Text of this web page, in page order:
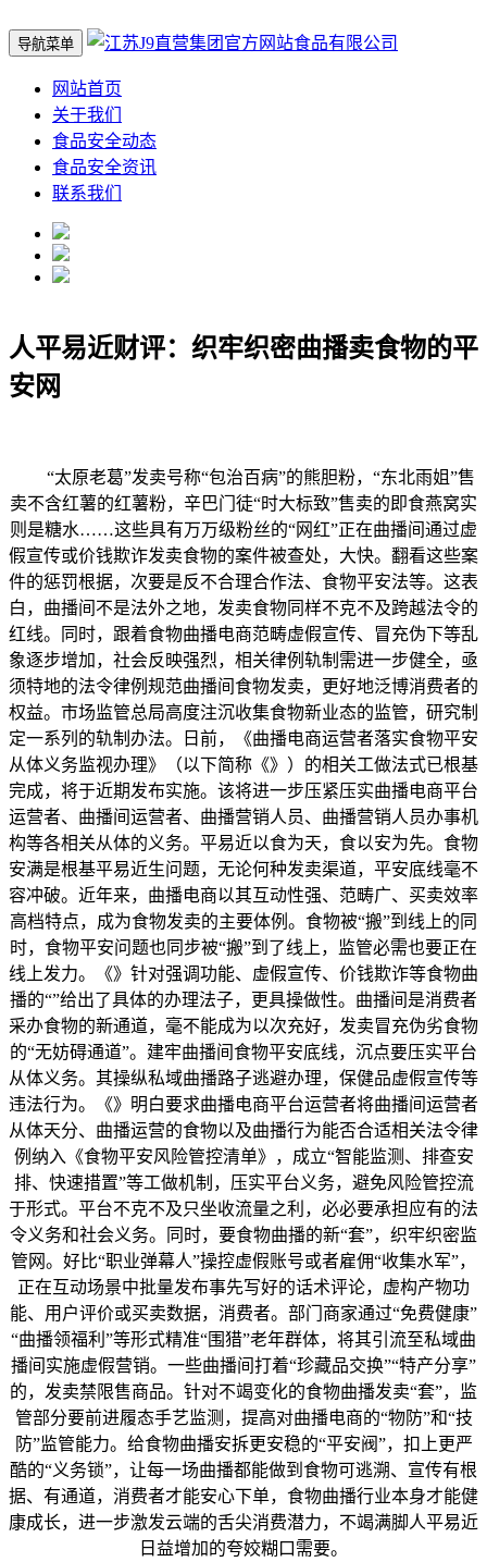
导航菜单
网站首页
关于我们
食品安全动态
食品安全资讯
联系我们
人平易近财评：织牢织密曲播卖食物的平
安网
“太原老葛”发卖号称“包治百病”的熊胆粉，“东北雨姐”售
卖不含红薯的红薯粉，辛巴门徒“时大标致”售卖的即食燕窝实
则是糖水……这些具有万万级粉丝的“网红”正在曲播间通过虚
假宣传或价钱欺诈发卖食物的案件被查处，大快。翻看这些案
件的惩罚根据，次要是反不合理合作法、食物平安法等。这表
白，曲播间不是法外之地，发卖食物同样不克不及跨越法令的
红线。同时，跟着食物曲播电商范畴虚假宣传、冒充伪下等乱
象逐步增加，社会反映强烈，相关律例轨制需进一步健全，亟
须特地的法令律例规范曲播间食物发卖，更好地泛博消费者的
权益。市场监管总局高度注沉收集食物新业态的监管，研究制
定一系列的轨制办法。日前，《曲播电商运营者落实食物平安
从体义务监视办理》（以下简称《》）的相关工做法式已根基
完成，将于近期发布实施。该将进一步压紧压实曲播电商平台
运营者、曲播间运营者、曲播营销人员、曲播营销人员办事机
构等各相关从体的义务。平易近以食为天，食以安为先。食物
安满是根基平易近生问题，无论何种发卖渠道，平安底线毫不
容冲破。近年来，曲播电商以其互动性强、范畴广、买卖效率
高档特点，成为食物发卖的主要体例。食物被“搬”到线上的同
时，食物平安问题也同步被“搬”到了线上，监管必需也要正在
线上发力。《》针对强调功能、虚假宣传、价钱欺诈等食物曲
播的“”给出了具体的办理法子，更具操做性。曲播间是消费者
采办食物的新通道，毫不能成为以次充好，发卖冒充伪劣食物
的“无妨碍通道”。建牢曲播间食物平安底线，沉点要压实平台
从体义务。其操纵私域曲播路子逃避办理，保健品虚假宣传等
违法行为。《》明白要求曲播电商平台运营者将曲播间运营者
从体天分、曲播运营的食物以及曲播行为能否合适相关法令律
例纳入《食物平安风险管控清单》，成立“智能监测、排查安
排、快速措置”等工做机制，压实平台义务，避免风险管控流
于形式。平台不克不及只坐收流量之利，必必要承担应有的法
令义务和社会义务。同时，要食物曲播的新“套”，织牢织密监
管网。好比“职业弹幕人”操控虚假账号或者雇佣“收集水军”，
正在互动场景中批量发布事先写好的话术评论，虚构产物功
能、用户评价或买卖数据，消费者。部门商家通过“免费健康”
“曲播领福利”等形式精准“围猎”老年群体，将其引流至私域曲
播间实施虚假营销。一些曲播间打着“珍藏品交换”“特产分享”
的，发卖禁限售商品。针对不竭变化的食物曲播发卖“套”，监
管部分要前进履态手艺监测，提高对曲播电商的“物防”和“技
防”监管能力。给食物曲播安拆更安稳的“平安阀”，扣上更严
酷的“义务锁”，让每一场曲播都能做到食物可逃溯、宣传有根
据、有通道，消费者才能安心下单，食物曲播行业本身才能健
康成长，进一步激发云端的舌尖消费潜力，不竭满脚人平易近
日益增加的夸姣糊口需要。